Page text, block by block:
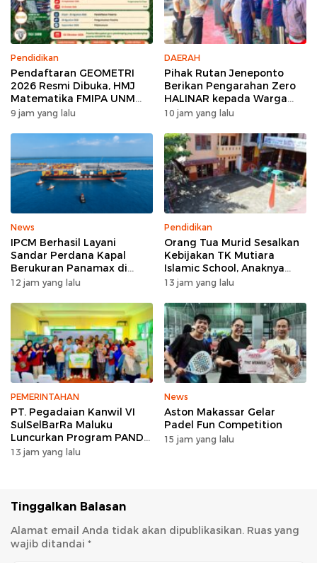
Pendidikan
Pendaftaran GEOMETRI
2026 Resmi Dibuka, HMJ
Matematika FMIPA UNM
Siapkan Ajang Kompetisi
9 jam yang lalu
DAERAH
Pihak Rutan Jeneponto
Berikan Pengarahan Zero
HALINAR kepada Warga
Binaan di Blok Hunian
10 jam yang lalu
News
IPCM Berhasil Layani
Sandar Perdana Kapal
Berukuran Panamax di
Pelabuhan Patimban
12 jam yang lalu
Pendidikan
Orang Tua Murid Sesalkan
Kebijakan TK Mutiara
Islamic School, Anaknya
Dikeluarkan Usai Insiden
13 jam yang lalu
PEMERINTAHAN
PT. Pegadaian Kanwil VI
SulSelBarRa Maluku
Luncurkan Program PANDE
EMAS untuk Perkuat
13 jam yang lalu
News
Aston Makassar Gelar
Padel Fun Competition
15 jam yang lalu
Tinggalkan Balasan
Alamat email Anda tidak akan dipublikasikan. Ruas yang
wajib ditandai *